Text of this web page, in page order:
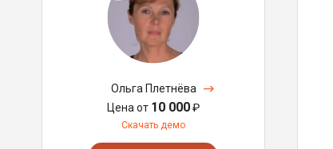
Ольга Плетнёва
Цена от 10 000₽
Скачать демо